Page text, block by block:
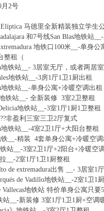
2号
Elíptica 马德里全新精装独立学生
和7号线San Blas地铁站
地铁口100米__-单身公
整租（
地铁站__- 3居室无厅，或者两居
地铁站__-3房1厅1卫1厨出租
地铁站__-单身公寓+冷暖空调出租
铁站__- 全新装修 3室2卫整租
地铁站__-3室1厅1厨1卫整租
非盈利三室三卫2厅复式
地铁站__-4室2卫1厅+大阳台整租
铁__-精装 4套单身公寓+冷暖空调
铁站__-3室2卫1厅+2阳台+冷暖空
__-2室1厅1卫1厨整租
de extremadura出售 __- 3居室1
de Vadillo地铁站__-2室1卫1
Vallecas地铁站 特价单身公寓只要
站__-新装修 3室1厅1卫1厨+空调